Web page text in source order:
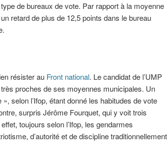
de bureaux de vote. Par rapport à la moyenne
retard de plus de 12,5 points dans le bureau
résister au Front national. Le candidat de l’UMP
proches de ses moyennes municipales. Un
selon l’Ifop, étant donné les habitudes de vote
surpris Jérôme Fourquet, qui y voit trois
toujours selon l’Ifop, les gendarmes
d’autorité et de discipline traditionnellement